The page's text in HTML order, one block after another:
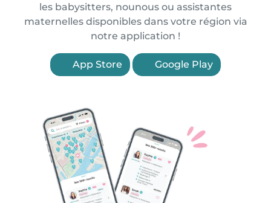
les babysitters, nounous ou assistantes
maternelles disponibles dans votre région via
notre application !
App Store Google Play